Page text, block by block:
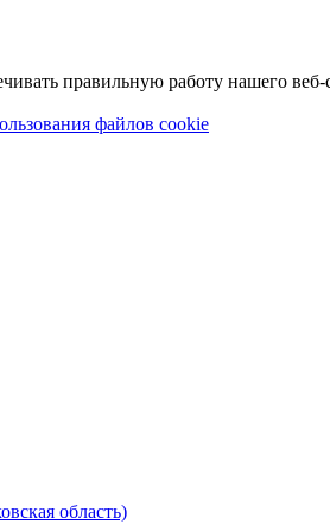
правильную работу нашего веб-
файлов cookie
область)